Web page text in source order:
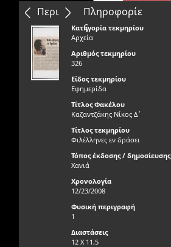
Περιεχόμενα
Επόμενο
Τελευταίο
Πληροφορίε
ς
Κατηγορία τεκμηρίου
Αρχεία
Αριθμός τεκμηρίου
326
Είδος τεκμηρίου
Εφημερίδα
Τίτλος Φακέλου
Καζαντζάκης Νίκος Δ΄
Τίτλος τεκμηρίου
Φιλέλληνες εν δράσει
Τόπος έκδοσης / δημοσίευσης
Χανιά
Χρονολογία
12/23/2008
Φυσική περιγραφή
1
Διαστάσεις
12 Χ 11,5